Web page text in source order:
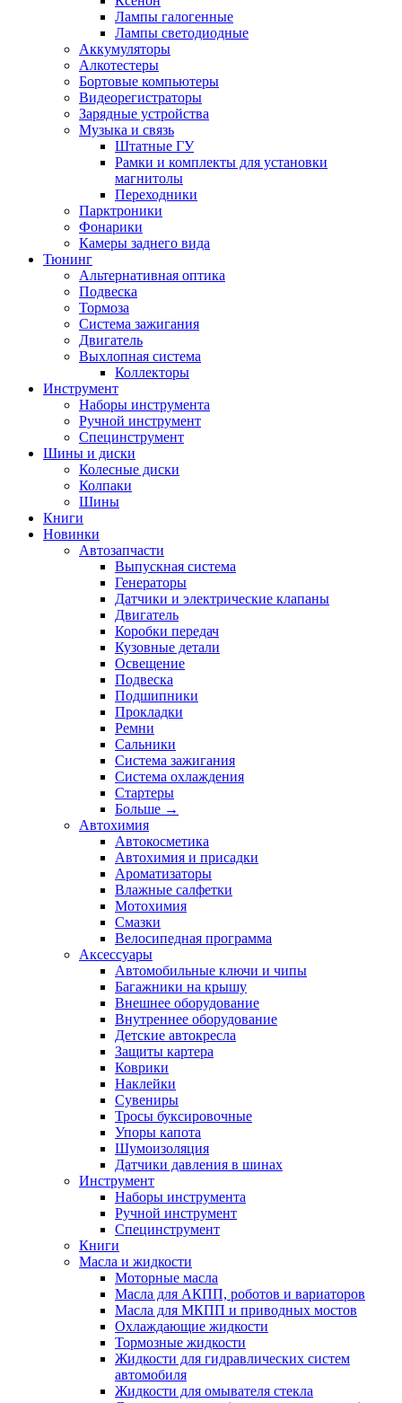
Лампы галогенные
Лампы светодиодные
Аккумуляторы
Алкотестеры
Бортовые компьютеры
Видеорегистраторы
Зарядные устройства
Музыка и связь
Штатные ГУ
Рамки и комплекты для установки
магнитолы
Переходники
Парктроники
Фонарики
Камеры заднего вида
Тюнинг
Альтернативная оптика
Подвеска
Тормоза
Система зажигания
Двигатель
Выхлопная система
Коллекторы
Инструмент
Наборы инструмента
Ручной инструмент
Специнструмент
Шины и диски
Колесные диски
Колпаки
Шины
Книги
Новинки
Автозапчасти
Выпускная система
Генераторы
Датчики и электрические клапаны
Двигатель
Коробки передач
Кузовные детали
Освещение
Подвеска
Подшипники
Прокладки
Ремни
Сальники
Система зажигания
Система охлаждения
Стартеры
Больше →
Автохимия
Автокосметика
Автохимия и присадки
Ароматизаторы
Влажные салфетки
Мотохимия
Смазки
Велосипедная программа
Аксессуары
Автомобильные ключи и чипы
Багажники на крышу
Внешнее оборудование
Внутреннее оборудование
Детские автокресла
Защиты картера
Коврики
Наклейки
Сувениры
Тросы буксировочные
Упоры капота
Шумоизоляция
Датчики давления в шинах
Инструмент
Наборы инструмента
Ручной инструмент
Специнструмент
Книги
Масла и жидкости
Моторные масла
Масла для АКПП, роботов и вариаторов
Масла для МКПП и приводных мостов
Охлаждающие жидкости
Тормозные жидкости
Жидкости для гидравлических систем
автомобиля
Жидкости для омывателя стекла